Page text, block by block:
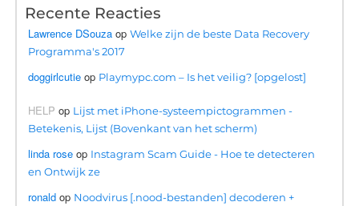
Recente Reacties
Lawrence DSouza opWelke zijn de beste Data Recovery
Programma's 2017
doggirlcutie op Playmypc.com – Is het veilig? [opgelost]
HELP op Lijst met iPhone-systeempictogrammen -
Betekenis, Lijst (Bovenkant van het scherm)
linda rose op Instagram Scam Guide - Hoe te detecteren
en Ontwijk ze
ronald op Noodvirus [.nood-bestanden] decoderen +